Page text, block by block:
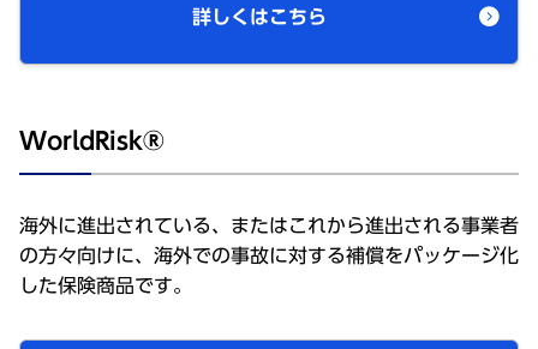
詳しくはこちら
WorldRisk®
海外に進出されている、またはこれから進出される事業者
の方々向けに、海外での事故に対する補償をパッケージ化
した保険商品です。